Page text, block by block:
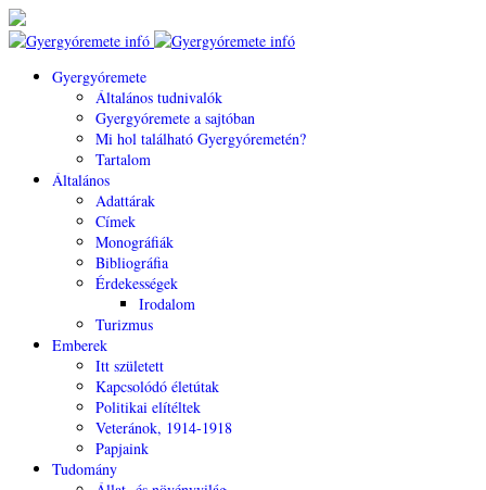
Gyergyóremete
Általános tudnivalók
Gyergyóremete a sajtóban
Mi hol található Gyergyóremetén?
Tartalom
Általános
Adattárak
Címek
Monográfiák
Bibliográfia
Érdekességek
Irodalom
Turizmus
Emberek
Itt született
Kapcsolódó életútak
Politikai elítéltek
Veteránok, 1914-1918
Papjaink
Tudomány